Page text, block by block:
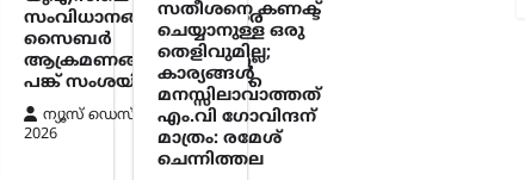
സംവിധാനങ്ങൾക്കെതിരെ
സൈബർ
ആക്രമണങ്ങൾ; ഇറാന്റെ
പങ്ക് സംശയിച്ച് അമേരിക്ക
ന്യൂസ് ഡെസ്ക്
ഓഗസ്റ്റ്‌ 6,
2026
സതീശനെ കണക്ട്
ചെയ്യാനുള്ള ഒരു
തെളിവുമില്ല;
കാര്യങ്ങൾ
മനസ്സിലാവാത്തത്
എം.വി ഗോവിന്ദന്
മാത്രം: രമേശ്
ചെന്നിത്തല